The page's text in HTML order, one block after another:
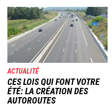
Image
ACTUALITÉ
CES LOIS QUI FONT VOTRE
ÉTÉ: LA CRÉATION DES
AUTOROUTES